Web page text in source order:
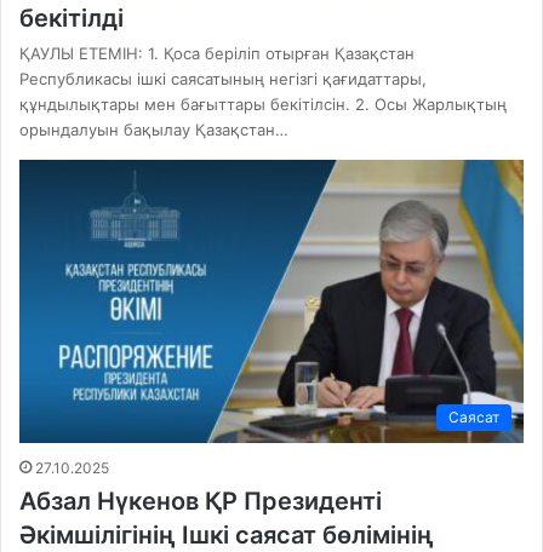
бекітілді
ҚАУЛЫ ЕТЕМІН: 1. Қоса беріліп отырған Қазақстан
Республикасы ішкі саясатының негізгі қағидаттары,
құндылықтары мен бағыттары бекітілсін. 2. Осы Жарлықтың
орындалуын бақылау Қазақстан…
Саясат
27.10.2025
Абзал Нүкенов ҚР Президенті
Әкімшілігінің Ішкі саясат бөлімінің